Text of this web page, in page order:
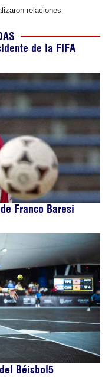
relaciones
de la FIFA
Franco Baresi
Béisbol5